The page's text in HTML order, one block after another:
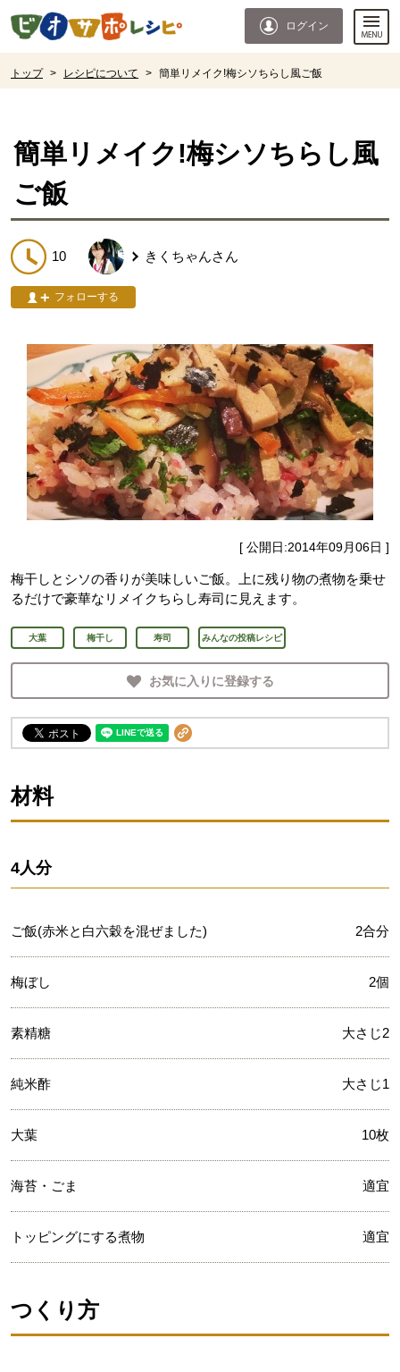
ページの先頭です。
ログイン
トップ > レシピについて > 簡単リメイク!梅シソちらし風ご飯
簡単リメイク!梅シソちらし風
ご飯
10 きくちゃんさん
フォローする
[ 公開日:2014年09月06日 ]
梅干しとシソの香りが美味しいご飯。上に残り物の煮物を乗せ
るだけで豪華なリメイクちらし寿司に見えます。
大葉 梅干し 寿司 みんなの投稿レシピ
お気に入りに登録する
材料
4人分
ご飯(赤米と白六穀を混ぜました) 2合分
梅ぼし 2個
素精糖 大さじ2
純米酢 大さじ1
大葉 10枚
海苔・ごま 適宜
トッピングにする煮物 適宜
つくり方